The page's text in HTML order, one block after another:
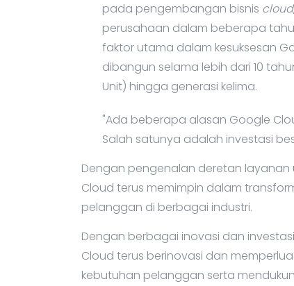
pada pengembangan bisnis cloud
perusahaan dalam beberapa
faktor utama dalam kesuksesan
dibangun selama lebih dari 10
Unit) hingga generasi kelima.
"Ada beberapa alasan Google
Salah satunya adalah investasi
Dengan pengenalan deretan layanan
Cloud terus memimpin dalam
pelanggan di berbagai industri.
Dengan berbagai inovasi dan
Cloud terus berinovasi dan
kebutuhan pelanggan serta